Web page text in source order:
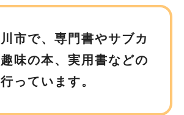
市で、専門書やサブカ
味の本、実用書などの
っています。